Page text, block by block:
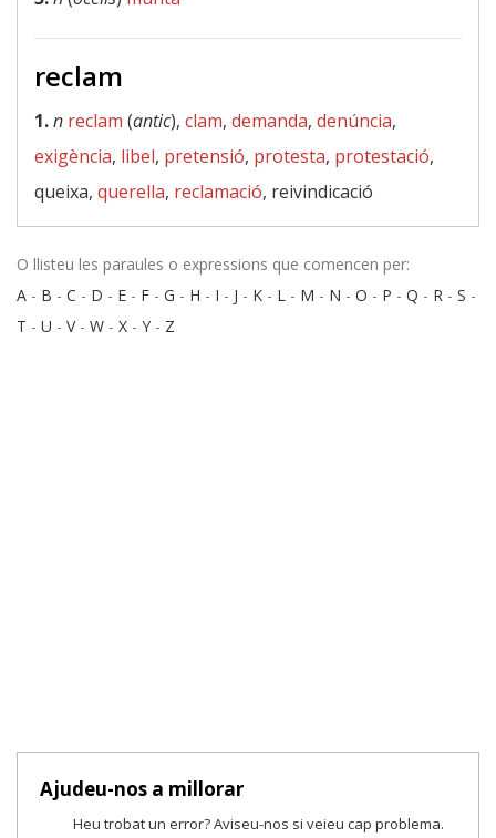
reclam
1.n reclam (antic), clam, demanda, denúncia,
exigència, libel, pretensió, protesta, protestació,
queixa, querella, reclamació, reivindicació
O llisteu les paraules o expressions que comencen per:
A - B - C - D - E - F - G - H - I - J - K - L - M - N - O - P - Q - R - S -
T - U - V- W - X - Y - Z
Ajudeu-nos a millorar
Heu trobat un error? Aviseu-nos si veieu cap problema.